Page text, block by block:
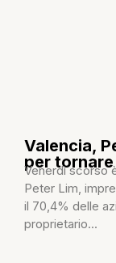
Valencia,
per
Venerdì scorso
Peter Lim,
il 70,4% delle
proprietario...